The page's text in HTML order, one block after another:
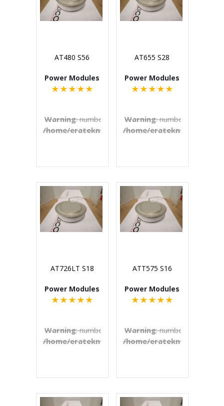
AT480 S56
Power Modules
★ ★ ★ ★ ★
Warning: number_format() expects parameter 1
/home/eratekn1/public_html/includes/
AT655 S28
Power Modules
★ ★ ★ ★ ★
Warning: number_format()
/home/eratekn1/
AT726LT S18
Power Modules
★ ★ ★ ★ ★
Warning: number_format() expects parameter 1
/home/eratekn1/public_html/includes/
ATT575 S16
Power Modules
★ ★ ★ ★ ★
Warning: number_format()
/home/eratekn1/